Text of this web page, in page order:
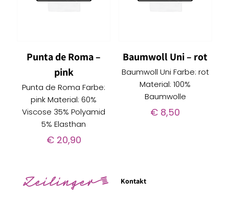
Punta de Roma –
pink
Punta de Roma Farbe:
pink Material: 60%
Viscose 35% Polyamid
5% Elasthan
€20,90
Baumwoll Uni – rot
Baumwoll Uni Farbe: rot
Material: 100%
Baumwolle
€ 8,50
Kontakt